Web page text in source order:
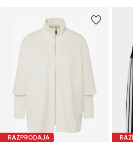
RAZPRODAJA